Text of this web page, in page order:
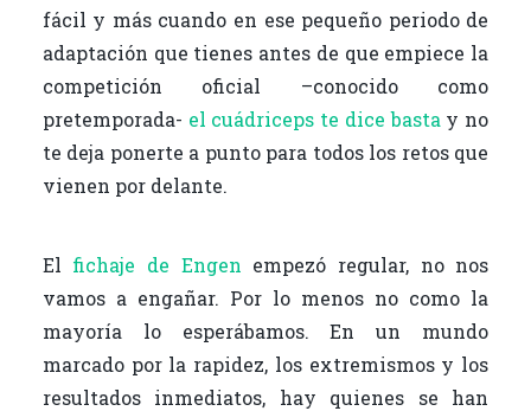
fácil y más cuando en ese pequeño periodo de
adaptación que tienes antes de que empiece la
competición oficial –conocido como
pretemporada- el cuádriceps te dice basta y no
te deja ponerte a punto para todos los retos que
vienen por delante.
El fichaje de Engen empezó regular, no nos
vamos a engañar. Por lo menos no como la
mayoría lo esperábamos. En un mundo
marcado por la rapidez, los extremismos y los
resultados inmediatos, hay quienes se han